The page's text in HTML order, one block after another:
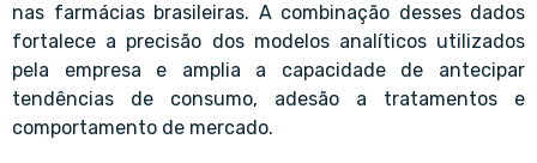
nas farmácias brasileiras. A combinação desses dados
fortalece a precisão dos modelos analíticos utilizados
pela empresa e amplia a capacidade de antecipar
tendências de consumo, adesão a tratamentos e
comportamento de mercado.